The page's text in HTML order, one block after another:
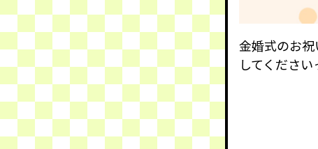
金婚式のお
してください